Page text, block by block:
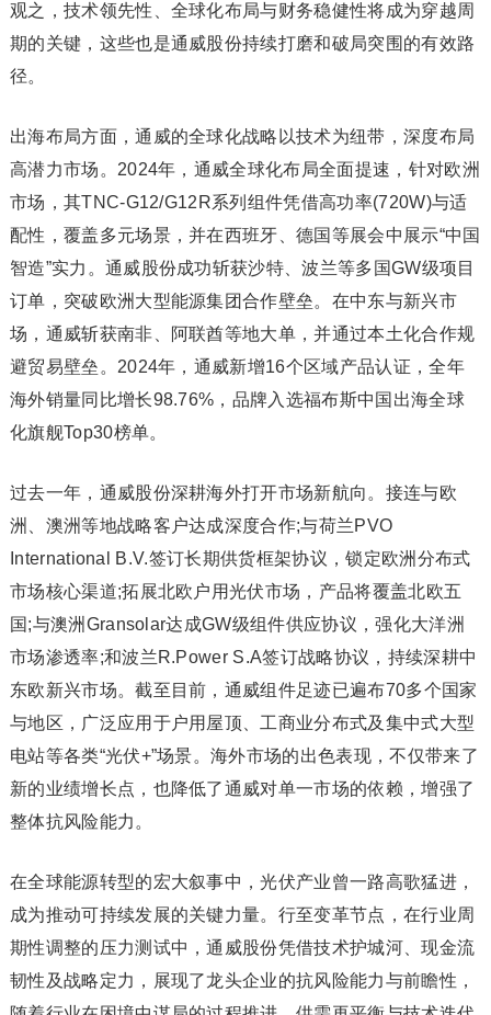
观之，技术领先性、全球化布局与财务稳健性将成为穿越周
期的关键，这些也是通威股份持续打磨和破局突围的有效路
径。
出海布局方面，通威的全球化战略以技术为纽带，深度布局
高潜力市场。2024年，通威全球化布局全面提速，针对欧洲
市场，其TNC-G12/G12R系列组件凭借高功率(720W)与适
配性，覆盖多元场景，并在西班牙、德国等展会中展示“中国
智造”实力。通威股份成功斩获沙特、波兰等多国GW级项目
订单，突破欧洲大型能源集团合作壁垒。在中东与新兴市
场，通威斩获南非、阿联酋等地大单，并通过本土化合作规
避贸易壁垒。2024年，通威新增16个区域产品认证，全年
海外销量同比增长98.76%，品牌入选福布斯中国出海全球
化旗舰Top30榜单。
过去一年，通威股份深耕海外打开市场新航向。接连与欧
洲、澳洲等地战略客户达成深度合作;与荷兰PVO
International B.V.签订长期供货框架协议，锁定欧洲分布式
市场核心渠道;拓展北欧户用光伏市场，产品将覆盖北欧五
国;与澳洲Gransolar达成GW级组件供应协议，强化大洋洲
市场渗透率;和波兰R.Power S.A签订战略协议，持续深耕中
东欧新兴市场。截至目前，通威组件足迹已遍布70多个国家
与地区，广泛应用于户用屋顶、工商业分布式及集中式大型
电站等各类“光伏+”场景。海外市场的出色表现，不仅带来了
新的业绩增长点，也降低了通威对单一市场的依赖，增强了
整体抗风险能力。
在全球能源转型的宏大叙事中，光伏产业曾一路高歌猛进，
成为推动可持续发展的关键力量。行至变革节点，在行业周
期性调整的压力测试中，通威股份凭借技术护城河、现金流
韧性及战略定力，展现了龙头企业的抗风险能力与前瞻性，